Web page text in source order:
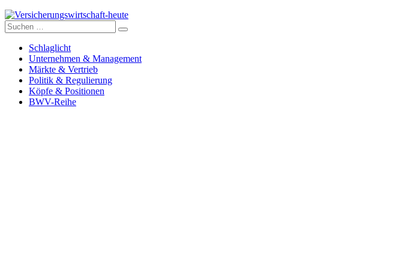
Versicherungswirtschaft-heute
Suche
nach:
Schlaglicht
Unternehmen & Management
Märkte & Vertrieb
Politik & Regulierung
Köpfe & Positionen
BWV-Reihe